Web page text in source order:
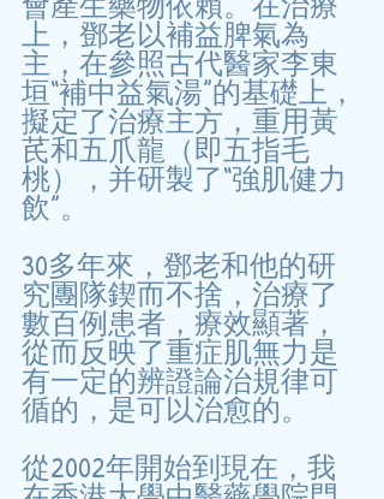
上，鄧老以補益脾氣為
主，在參照古代醫家李東
垣“補中益氣湯”的基礎上，
擬定了治療主方，重用黃
芪和五爪龍（即五指毛
桃），并研製了“強肌健力
飲”。
30多年來，鄧老和他的研
究團隊鍥而不捨，治療了
數百例患者，療效顯著，
從而反映了重症肌無力是
有一定的辨證論治規律可
循的，是可以治愈的。
從2002年開始到現在，我